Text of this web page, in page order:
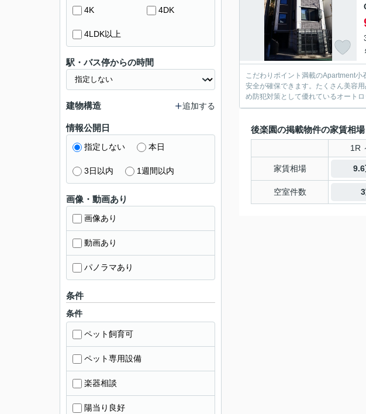
こだわりポイント満載のApartment
安全が確保できます。たくさん美容
め防犯対策として優れているオート
後楽園の掲載物件の家賃相場
1R
家賃相場 9.6
空室件数
4K 4DK
4LDK以上
駅・バス停からの時間
建物構造 追加する
情報公開日
指定しない 本日
3日以内 1週間以内
画像・動画あり
画像あり
動画あり
パノラマあり
条件
条件
ペット飼育可
ペット専用設備
楽器相談
陽当り良好